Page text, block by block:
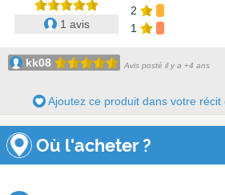
1 avis
2
1
kk08 Avis posté il y a +4 ans
Ajoutez ce produit dans votre récit
Où l'acheter ?